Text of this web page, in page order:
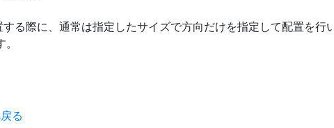
る際に、通常は指定したサイズで方向だけを指定して配置を行
る